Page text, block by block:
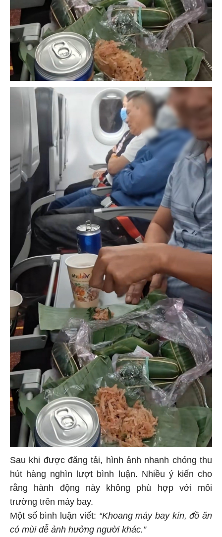
Sau khi được đăng tải, hình ảnh nhanh chóng thu
hút hàng nghìn lượt bình luận. Nhiều ý kiến cho
rằng hành động này không phù hợp với môi
trường trên máy bay.
Một số bình luận viết: “Khoang máy bay kín, đồ ăn
có mùi dễ ảnh hưởng người khác.”